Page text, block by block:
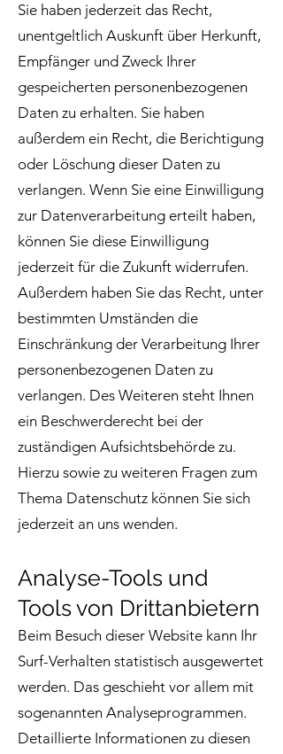
Sie haben jederzeit das Recht,
unentgeltlich Auskunft über Herkunft,
Empfänger und Zweck Ihrer
gespeicherten personenbezogenen
Daten zu erhalten. Sie haben
außerdem ein Recht, die Berichtigung
oder Löschung dieser Daten zu
verlangen. Wenn Sie eine Einwilligung
zur Datenverarbeitung erteilt haben,
können Sie diese Einwilligung
jederzeit für die Zukunft widerrufen.
Außerdem haben Sie das Recht, unter
bestimmten Umständen die
Einschränkung der Verarbeitung Ihrer
personenbezogenen Daten zu
verlangen. Des Weiteren steht Ihnen
ein Beschwerderecht bei der
zuständigen Aufsichtsbehörde zu.
Hierzu sowie zu weiteren Fragen zum
Thema Datenschutz können Sie sich
jederzeit an uns wenden.
Analyse-Tools und
Tools von Dritt­anbietern
Beim Besuch dieser Website kann Ihr
Surf-Verhalten statistisch ausgewertet
werden. Das geschieht vor allem mit
sogenannten Analyseprogrammen.
Detaillierte Informationen zu diesen